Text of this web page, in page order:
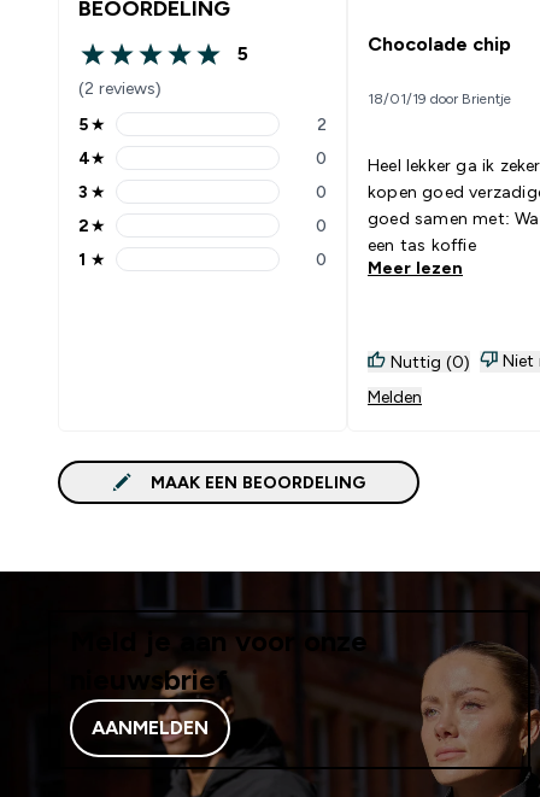
BEOORDELING
5 out of 5 stars
5
(2 reviews)
5 stars rating 2 reviews
5★ 2
4 stars rating 0 reviews
4★ 0
3 stars rating 0 reviews
3 ★ 0
2 stars rating 0 reviews
2★ 0
1 stars rating 0 reviews
1 ★ 0
Chocolade chip
18/01/19 door Brientje
Heel lekker ga ik
kopen goed verzadigd
goed samen met: Water of
een tas koffie
Meer lezen
Nuttig (0)
Niet
Melden
MAAK EEN BEOORDELING
Meld je aan voor onze
nieuwsbrief
AANMELDEN